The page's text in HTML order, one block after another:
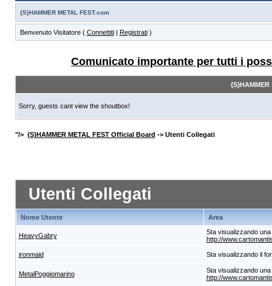
{S}HAMMER METAL FEST.com
Benvenuto Visitatore ( Connettiti| Registrati)
Comunicato importante per tutti i
Sorry, guests cant view the shoutbox!
"/> {S}HAMMER METAL FEST Official Board -> Utenti Collegati
Utenti Collegati
Nome Utente Area
HeavyGabry
Sta visualizzando
http://
ironmaid Sta visualizzando il
MetalPoggiomarino
Sta visualizzando
http://